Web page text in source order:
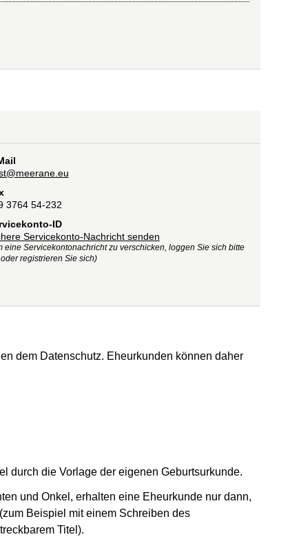
3764 54-232
ID
Servicekonto-Nachricht senden
eine Servicekontonachricht zu verschicken, loggen Sie sich bitte
registrieren Sie sich)
dem Datenschutz. Eheurkunden können daher
durch die Vorlage der eigenen Geburtsurkunde.
und Onkel, erhalten eine Eheurkunde nur dann,
Beispiel mit einem Schreiben des
Titel).